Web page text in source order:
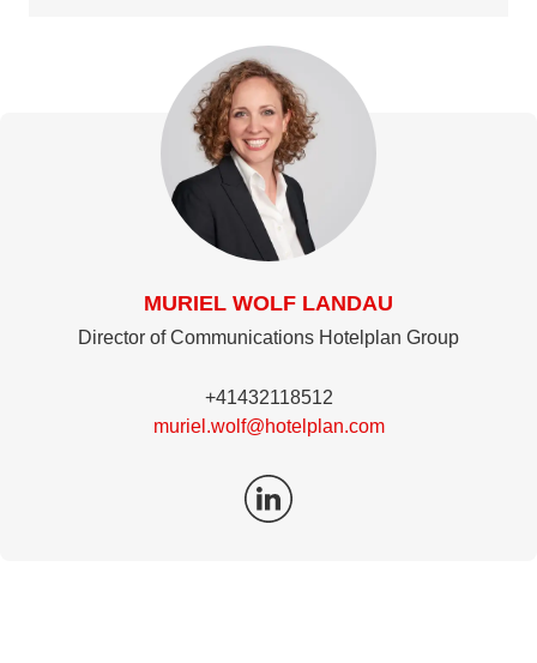
MURIEL WOLF LANDAU
Director of Communications Hotelplan Group
+41432118512
muriel.wolf@hotelplan.com